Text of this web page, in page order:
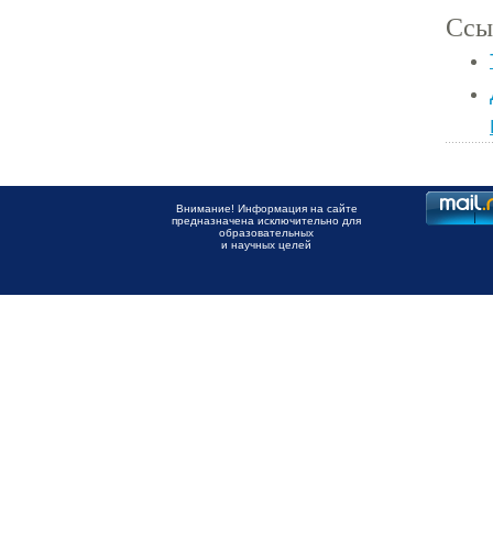
Внимание! Информация на сайте
предназначена исключительно для
образовательных
и научных целей